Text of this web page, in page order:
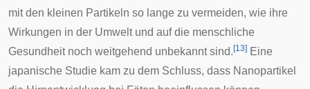
mit den kleinen Partikeln so lange zu vermeiden, wie ihre
Wirkungen in der Umwelt und auf die menschliche
Gesundheit noch weitgehend unbekannt sind. [13] Eine
japanische Studie kam zu dem Schluss, dass Nanopartikel